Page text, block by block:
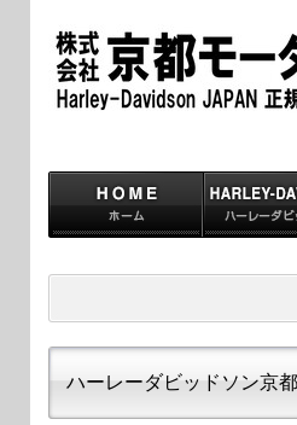
ハーレーダビッドソン京